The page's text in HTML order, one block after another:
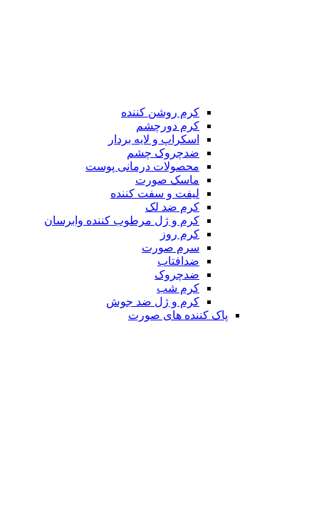
کرم روشن کننده
کرم دورچشم
اسکراپ و لایه بردار
ضدچروک چشم
محصولات درمانی پوست
ماسک صورت
لیفت و سفت کننده
کرم ضد لک
کرم و ژل مرطوب کننده وابرسان
کرم روز
سرم صورت
ضدافتاب
ضدچروک
کرم شب
کرم و ژل ضد جوش
پاک کننده های صورت